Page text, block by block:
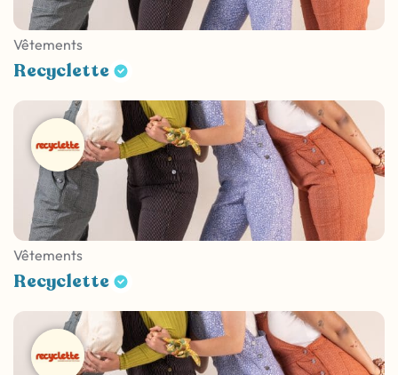
Vêtements
Recyclette
Vêtements
Recyclette